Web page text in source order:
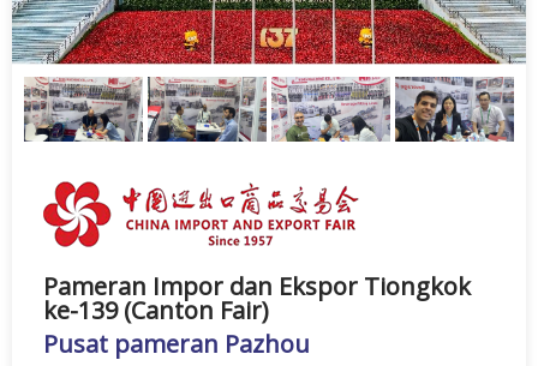
Pameran Impor dan Ekspor Tiongkok
ke-139 (Canton Fair)
Pusat pameran Pazhou